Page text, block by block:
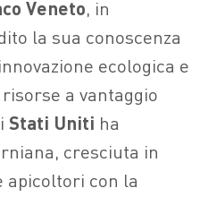
Veneto, in
la sua conoscenza
ecologica e
a vantaggio
Stati Uniti ha
cresciuta in
apicoltori con la